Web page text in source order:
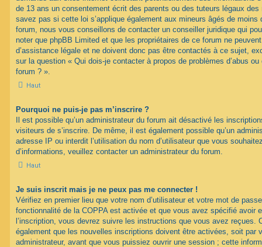
de 13 ans un consentement écrit des parents ou des tuteurs légaux
savez pas si cette loi s’applique également aux mineurs âgés de
forum, nous vous conseillons de contacter un conseiller juridique qui
noter que phpBB Limited et que les propriétaires de ce forum ne
d’assistance légale et ne doivent donc pas être contactés à ce sujet,
sur la question « Qui dois-je contacter à propos de problèmes d’abus ou
forum ? ».
Haut
Pourquoi ne puis-je pas m’inscrire ?
Il est possible qu’un administrateur du forum ait désactivé les
visiteurs de s’inscrire. De même, il est également possible qu’un
adresse IP ou interdit l’utilisation du nom d’utilisateur que vous
d’informations, veuillez contacter un administrateur du forum.
Haut
Je suis inscrit mais je ne peux pas me connecter !
Vérifiez en premier lieu que votre nom d’utilisateur et votre mot de
fonctionnalité de la COPPA est activée et que vous avez spécifié avoir
l’inscription, vous devrez suivre les instructions que vous avez reçues.
également que les nouvelles inscriptions doivent être activées, soit par
administrateur, avant que vous puissiez ouvrir une session ; cette